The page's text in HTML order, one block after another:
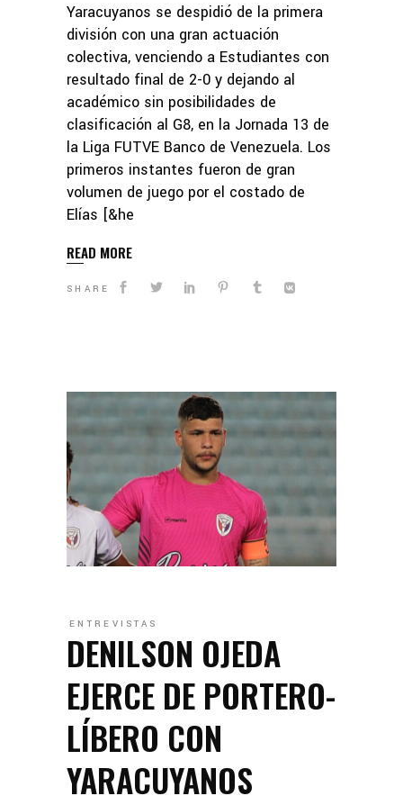
Yaracuyanos se despidió de la primera
división con una gran actuación
colectiva, venciendo a Estudiantes con
resultado final de 2-0 y dejando al
académico sin posibilidades de
clasificación al G8, en la Jornada 13 de
la Liga FUTVE Banco de Venezuela. Los
primeros instantes fueron de gran
volumen de juego por el costado de
Elías [&he
READ MORE
SHARE
ENTREVISTAS
DENILSON OJEDA
EJERCE DE PORTERO-
LÍBERO CON
YARACUYANOS